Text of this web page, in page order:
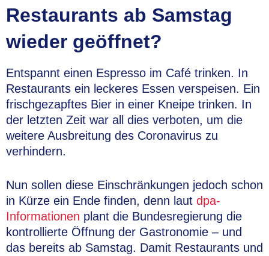
Restaurants ab Samstag
wieder geöffnet?
Entspannt einen Espresso im Café trinken. In
Restaurants ein leckeres Essen verspeisen. Ein
frischgezapftes Bier in einer Kneipe trinken. In
der letzten Zeit war all dies verboten, um die
weitere Ausbreitung des Coronavirus zu
verhindern.
Nun sollen diese Einschränkungen jedoch schon
in Kürze ein Ende finden, denn laut dpa-
Informationen plant die Bundesregierung die
kontrollierte Öffnung der Gastronomie – und
das bereits ab Samstag. Damit Restaurants und